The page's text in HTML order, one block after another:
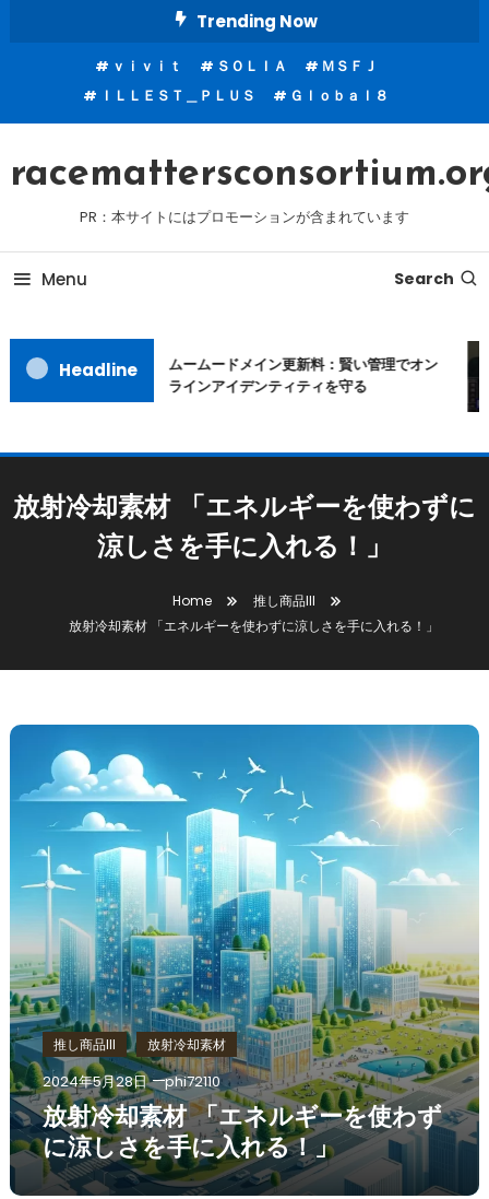
Trending Now
ｖｉｖｉｔ ＳＯＬＩＡ
ＭＳＦＪ
ＩＬＬＥＳＴ＿ＰＬＵＳ
Ｇｌｏｂａｌ８
PR：本サイトにはプロモーションが含まれています
Menu Search
Headline
ムームードメイン更新料：賢い管理でオン
ラインアイデンティティを守る
放射冷却素材 「エネルギーを使わずに
涼しさを手に入れる！」
Home
推し商品III
放射冷却素材 「エネルギーを使わずに涼しさを手に入れる！」
推し商品III 放射冷却素材
2024年5月28日 phi72110
放射冷却素材 「エネルギーを使わず
に涼しさを手に入れる！」